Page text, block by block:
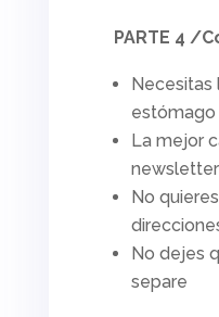
PARTE 4 /
Necesitas
estómago
La mejor
newsletter
No
No dejes
separe